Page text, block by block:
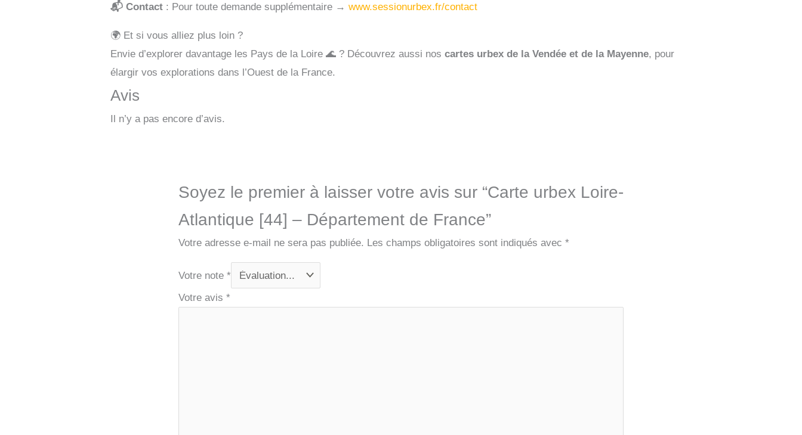
📬 Contact : Pour toute demande supplémentaire →www.sessionurbex.fr/contact
🌍 Et si vous alliez plus loin ?
Envie d’explorer davantage les Pays de la Loire 🌊 ? Découvrez aussi noscartes urbex de la Vendée et de la Mayenne, pour
élargir vos explorations dans l’Ouest de la France.
Avis
Il n’y a pas encore d’avis.
Soyez le premier à laisser votre avis sur “Carte urbex Loire-
Atlantique [44] – Département de France”
Votre adresse e-mail ne sera pas publiée. Les champs obligatoires sont indiqués avec *
Votre note *
Votre avis *